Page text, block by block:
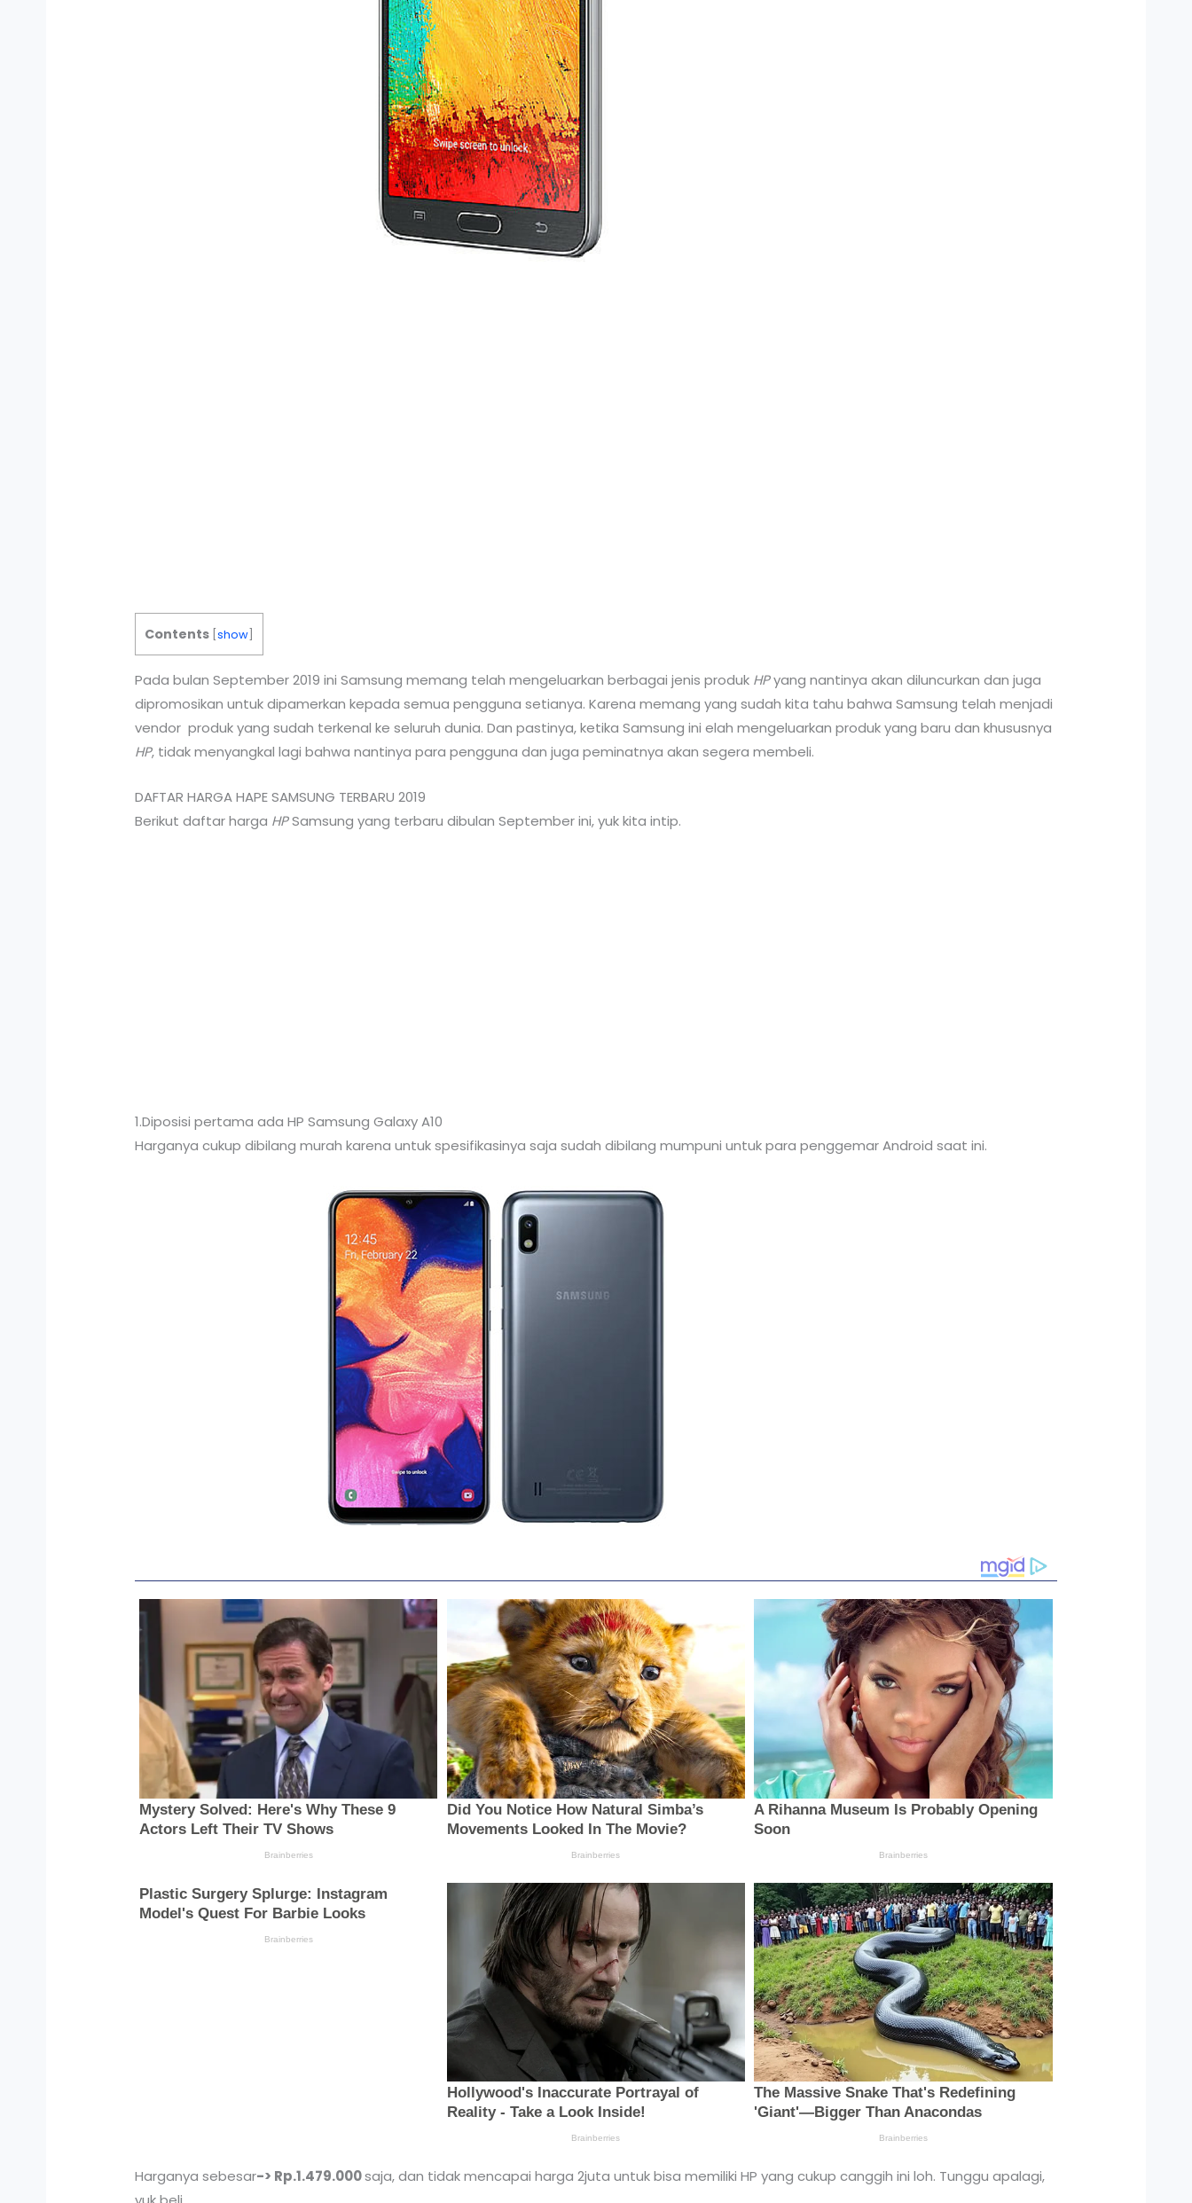
Contents [show
Pada bulan September 2019 ini Samsung memang telah mengeluarkan berbagai jenis produk HPyang nantinya akan diluncurkan dan juga
dipromosikan untuk dipamerkan kepada semua pengguna setianya. Karena memang yang sudah kita tahu bahwa Samsung telah menjadi
vendor produk yang sudah terkenal ke seluruh dunia. Dan pastinya, ketika Samsung ini elah mengeluarkan produk yang baru dan khususnya
HP, tidak menyangkal lagi bahwa nantinya para pengguna dan juga peminatnya akan segera membeli.
DAFTAR HARGA HAPE SAMSUNG TERBARU 2019
Berikut daftar harga HPSamsung yang terbaru dibulan September ini, yuk kita intip.
1.Diposisi pertama ada HP Samsung Galaxy A10
Harganya cukup dibilang murah karena untuk spesifikasinya saja sudah dibilang mumpuni untuk para penggemar Android saat ini.
Harganya sebesar-> Rp.1.479.000saja, dan tidak mencapai harga 2juta untuk bisa memiliki HP yang cukup canggih ini loh. Tunggu apalagi,